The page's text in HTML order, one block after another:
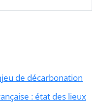
de décarbonation
: état des lieux